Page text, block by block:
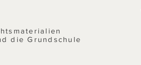
die Grundschule